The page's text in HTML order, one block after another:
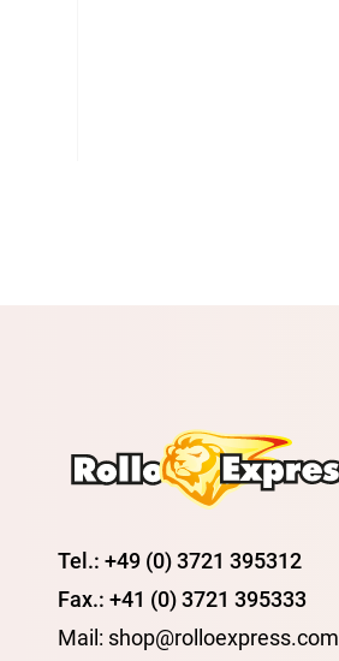
Tel.: +49 (0) 3721 395312
Fax.: +41 (0) 3721 395333
Mail: shop@rolloexpress.com